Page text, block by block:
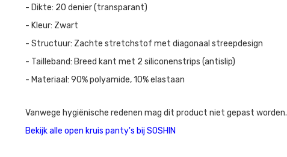
- Dikte: 20 denier (transparant)
- Kleur: Zwart
- Structuur: Zachte stretchstof met diagonaal streepdesign
- Tailleband: Breed kant met 2 siliconenstrips (antislip)
- Materiaal: 90% polyamide, 10% elastaan
Vanwege hygiënische redenen mag dit product niet gepast worden.
Bekijk alle open kruis panty's bij SOSHIN